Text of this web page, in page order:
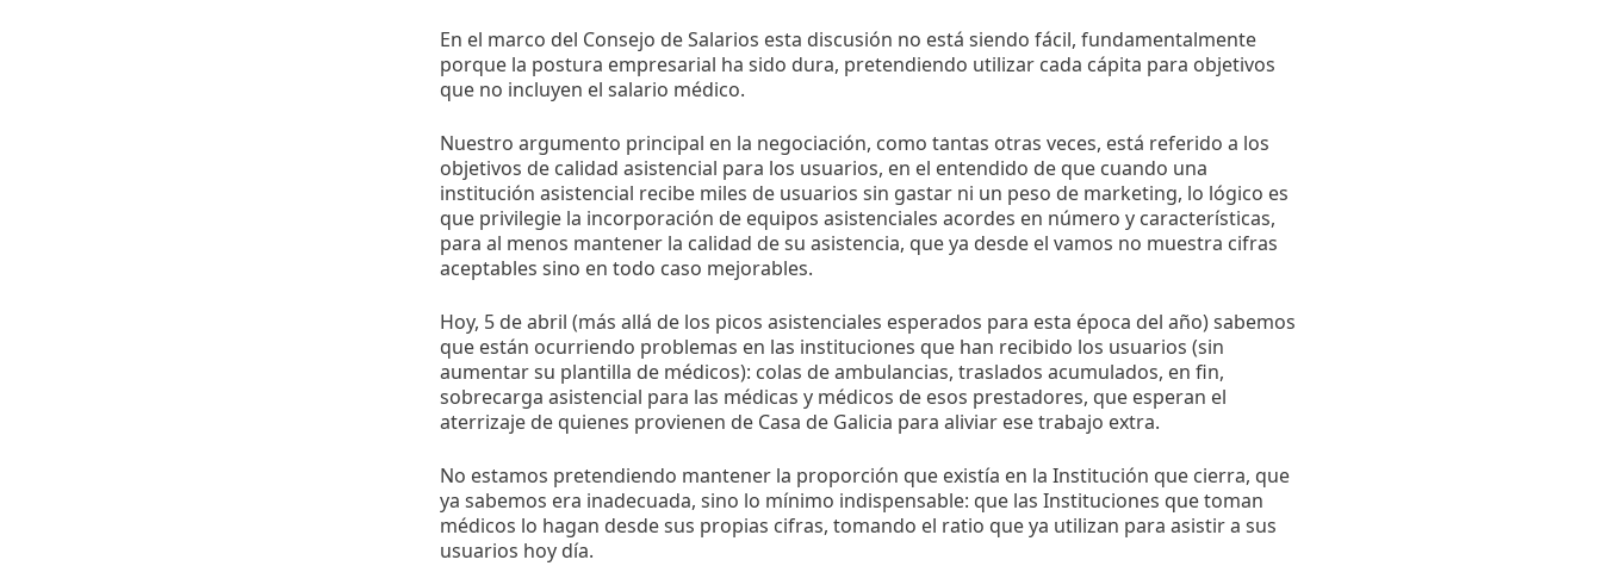
En el marco del Consejo de Salarios esta discusión no está siendo fácil, fundamentalmente
porque la postura empresarial ha sido dura, pretendiendo utilizar cada cápita para objetivos
que no incluyen el salario médico.
Nuestro argumento principal en la negociación, como tantas otras veces, está referido a los
objetivos de calidad asistencial para los usuarios, en el entendido de que cuando una
institución asistencial recibe miles de usuarios sin gastar ni un peso de marketing, lo lógico es
que privilegie la incorporación de equipos asistenciales acordes en número y características,
para al menos mantener la calidad de su asistencia, que ya desde el vamos no muestra cifras
aceptables sino en todo caso mejorables.
Hoy, 5 de abril (más allá de los picos asistenciales esperados para esta época del año) sabemos
que están ocurriendo problemas en las instituciones que han recibido los usuarios (sin
aumentar su plantilla de médicos): colas de ambulancias, traslados acumulados, en fin,
sobrecarga asistencial para las médicas y médicos de esos prestadores, que esperan el
aterrizaje de quienes provienen de Casa de Galicia para aliviar ese trabajo extra.
No estamos pretendiendo mantener la proporción que existía en la Institución que cierra, que
ya sabemos era inadecuada, sino lo mínimo indispensable: que las Instituciones que toman
médicos lo hagan desde sus propias cifras, tomando el ratio que ya utilizan para asistir a sus
usuarios hoy día.